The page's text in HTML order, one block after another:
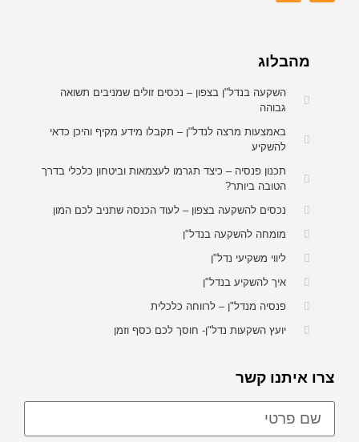
מהבלוג
השקעה בנדל"ן בצפון – נכסים זולים שמניבים תשואה
גבוהה
באמצעות מרצה לנדל"ן – תקבלו מידע מקיף והיכן כדאי
להשקיע
תכנון פנסיה – כיצד תגרמו לעצמאות וביטחון כלכלי בדרך
הטובה ביותר?
נכסים להשקעה בצפון – לעוד הכנסה שתניב לכם המון
מומחה להשקעה בנדל"ן
ליווי משקיעי נדל"ן
איך להשקיע בנדל"ן
פנסיה מנדל"ן – לרווחה כלכלית
יועץ השקעות נדל"ן- חוסך לכם כסף וזמן
צרו איתנו קשר